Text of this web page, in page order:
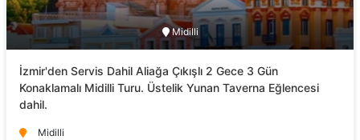
Midilli
İzmir'den Servis Dahil Aliağa Çıkışlı 2 Gece 3 Gün
Konaklamalı Midilli Turu. Üstelik Yunan Taverna Eğlencesi
dahil.
Midilli